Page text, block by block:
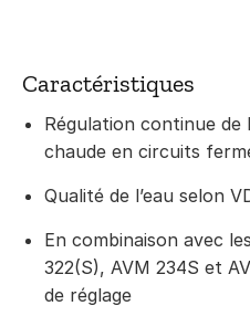
Caractéristiques
Régulation continue de
chaude en circuits
Qualité de l’eau selon
En combinaison avec
322(S), AVM 234S et
de réglage